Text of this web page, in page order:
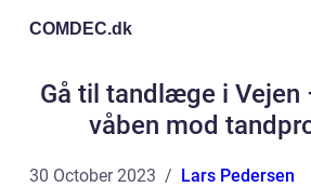
COMDEC.dk
Gå til tandlæge i Vejen
våben mod
30 October 2023 Lars Pedersen